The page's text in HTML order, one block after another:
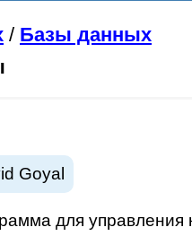
/ Базы данных
Goyal
для управления